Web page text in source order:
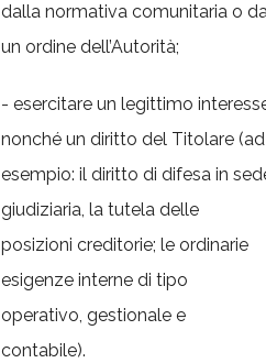
dalla normativa comunitaria o
un ordine dell’Autorità;
- esercitare un legittimo
nonché un diritto del Titolare (ad
esempio: il diritto di difesa in
giudiziaria, la tutela delle
posizioni creditorie; le ordinarie
esigenze interne di tipo
operativo, gestionale e
contabile).